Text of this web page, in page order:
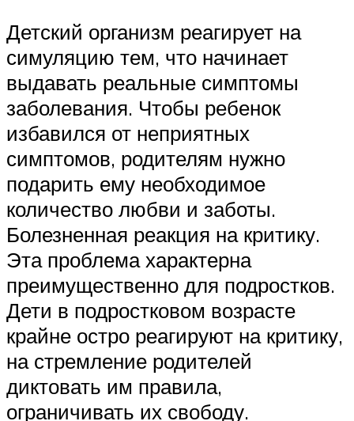
Детский организм реагирует на
симуляцию тем, что начинает
выдавать реальные симптомы
заболевания. Чтобы ребенок
избавился от неприятных
симптомов, родителям нужно
подарить ему необходимое
количество любви и заботы.
Болезненная реакция на критику.
Эта проблема характерна
преимущественно для подростков.
Дети в подростковом возрасте
крайне остро реагируют на критику,
на стремление родителей
диктовать им правила,
ограничивать их свободу.